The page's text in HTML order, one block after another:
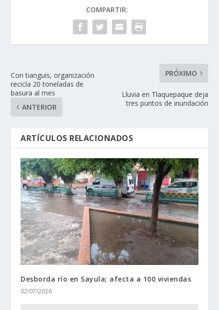
COMPARTIR:
Con tianguis, organización
recicla 20 toneladas de
basura al mes
ANTERIOR
PRÓXIMO
Lluvia en Tlaquepaque deja
tres puntos de inundación
ARTÍCULOS RELACIONADOS
Desborda río en Sayula; afecta a 100 viviendas
02/07/2026